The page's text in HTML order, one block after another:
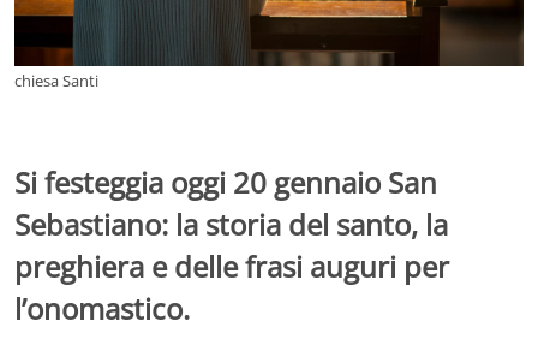
chiesa Santi
Si festeggia oggi 20 gennaio San
Sebastiano: la storia del santo, la
preghiera e delle frasi auguri per
l’onomastico.